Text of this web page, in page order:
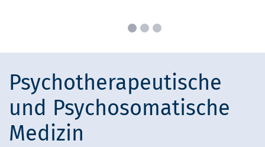
Psychotherapeutische
und Psychosomatische
Medizin